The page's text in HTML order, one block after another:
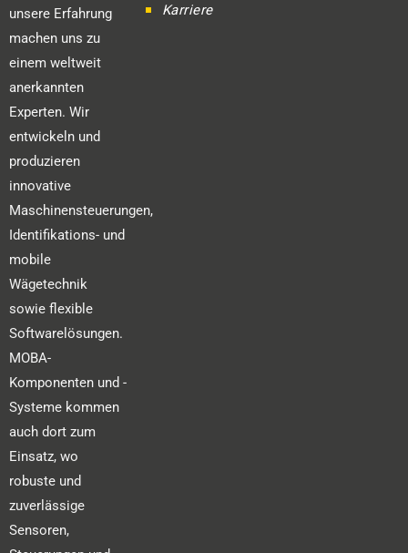
unsere Erfahrung
machen uns zu
einem weltweit
anerkannten
Experten. Wir
entwickeln und
produzieren
innovative
Maschinensteuerungen,
Identifikations- und
mobile
Wägetechnik
sowie flexible
Softwarelösungen.
MOBA-
Komponenten und -
Systeme kommen
auch dort zum
Einsatz, wo
robuste und
zuverlässige
Sensoren,
Karriere